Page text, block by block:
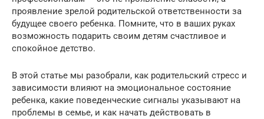
проявление зрелой родительской ответственности за
будущее своего ребенка. Помните, что в ваших руках
возможность подарить своим детям счастливое и
спокойное детство.
В этой статье мы разобрали, как родительский стресс и
зависимости влияют на эмоциональное состояние
ребенка, какие поведенческие сигналы указывают на
проблемы в семье, и как начать действовать в